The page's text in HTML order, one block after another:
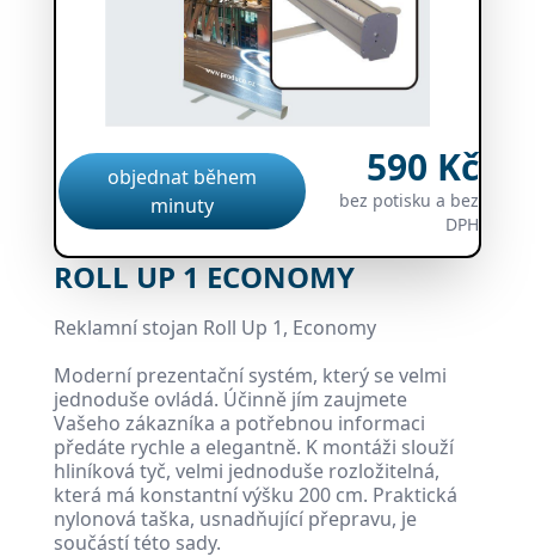
objednat během
minuty
590 Kč
bez potisku a bez
DPH
ROLL UP 1 ECONOMY
Reklamní stojan Roll Up 1, Economy
Moderní prezentační systém, který se velmi
jednoduše ovládá. Účinně jím zaujmete
Vašeho zákazníka a potřebnou informaci
předáte rychle a elegantně. K montáži slouží
hliníková tyč, velmi jednoduše rozložitelná,
která má konstantní výšku 200 cm. Praktická
nylonová taška, usnadňující přepravu, je
součástí této sady.